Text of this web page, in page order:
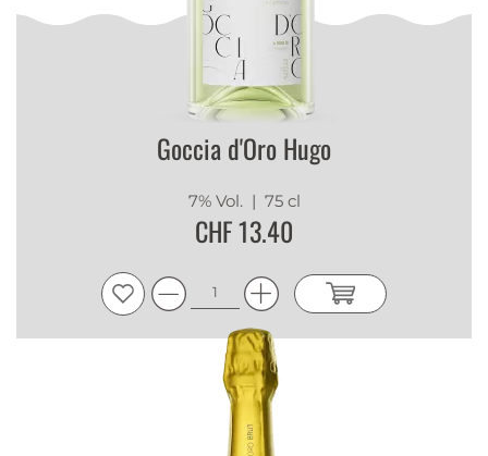
Goccia d'Oro Hugo
7% Vol. | 75 cl
CHF 13.40